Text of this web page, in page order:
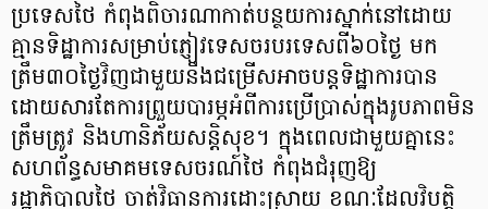
ប្រទេសថៃ កំពុងពិចារណាកាត់បន្ថយការស្នាក់នៅដោយ
គ្មានទិដ្ឋាការសម្រាប់ភ្ញៀវទេសចរបរទេសពី៦០ថ្ងៃ មក
ត្រឹម៣០ថ្ងៃវិញជាមួយនឹងជម្រើសអាចបន្តទិដ្ឋាការបាន
ដោយសារតែការព្រួយបារម្ភអំពីការប្រើប្រាស់ក្នុងរូបភាពមិន
ត្រឹមត្រូវ និងហានិភ័យសន្តិសុខ។ ក្នុងពេលជាមួយគ្នានេះ
សហព័ន្ធសមាគមទេសចរណ៍ថៃ កំពុងជំរុញឱ្យ
រដ្ឋាភិបាលថៃ ចាត់វិធានការដោះស្រាយ ខណៈដែលវិបត្តិ